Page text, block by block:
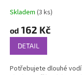
Průměrné
produktu
5,0
5
Skladem (3 ks)
od 162 Kč
DETAIL
Potřebujete dlouhé